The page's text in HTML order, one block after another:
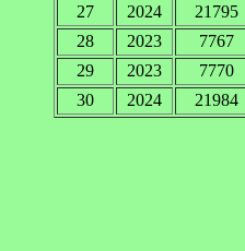
27
2024 21795
28
2023 7767
29
2023 7770
30
2024 21984